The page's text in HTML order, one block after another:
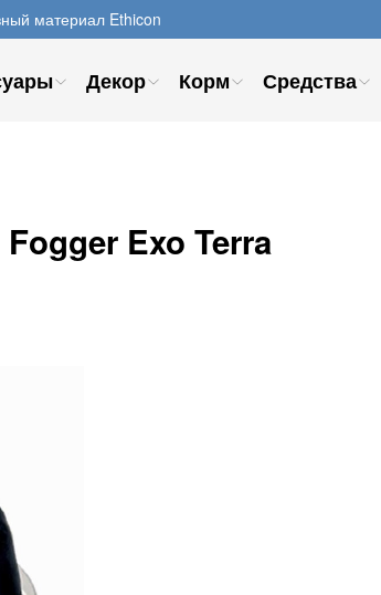
материал Ethicon
Декор Корм Средства
Exo Terra